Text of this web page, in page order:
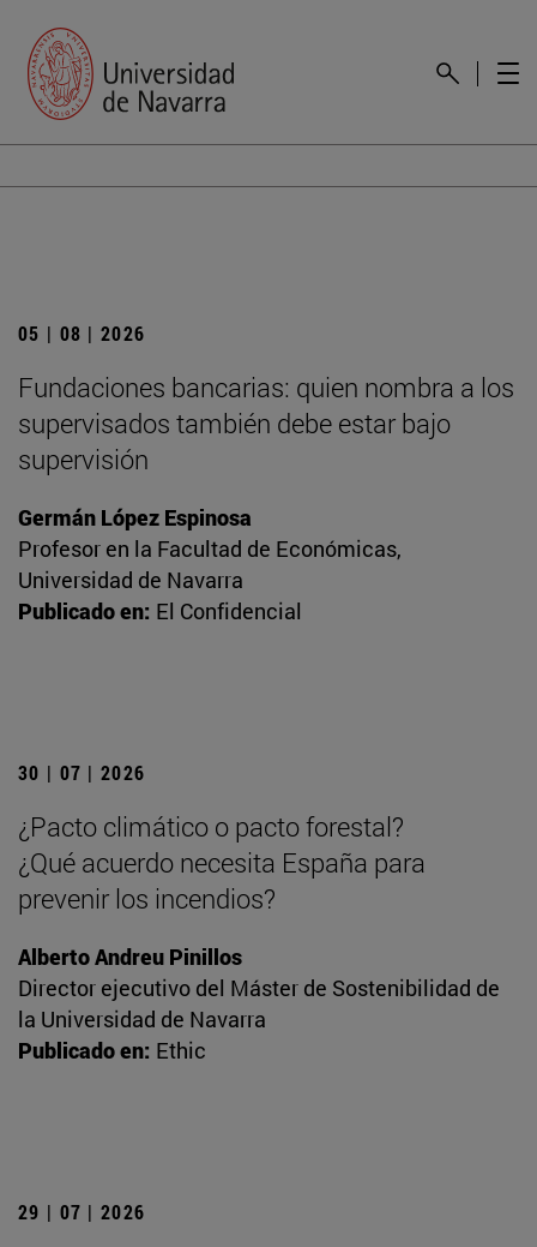
05 | 08 | 2026
Fundaciones bancarias: quien nombra a los
supervisados también debe estar bajo
supervisión
Germán López Espinosa
Profesor en la Facultad de Económicas,
Universidad de Navarra
Publicado en: El Confidencial
30 | 07 | 2026
¿Pacto climático o pacto forestal?
¿Qué acuerdo necesita España para
prevenir los incendios?
Alberto Andreu Pinillos
Director ejecutivo del Máster de Sostenibilidad de
la Universidad de Navarra
Publicado en: Ethic
29 | 07 | 2026